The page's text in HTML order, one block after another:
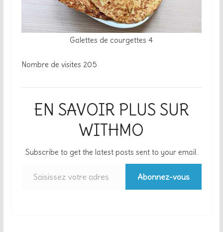
Galettes de courgettes 4
Nombre de visites 205
EN SAVOIR PLUS SUR
WITHMO
Subscribe to get the latest posts sent to your email.
Abonnez-vous